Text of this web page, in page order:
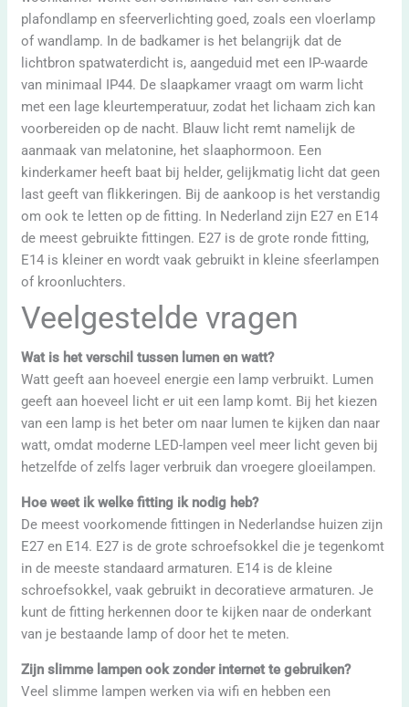
plafondlamp en sfeerverlichting goed, zoals een vloerlamp
of wandlamp. In de badkamer is het belangrijk dat de
lichtbron spatwaterdicht is, aangeduid met een IP-waarde
van minimaal IP44. De slaapkamer vraagt om warm licht
met een lage kleurtemperatuur, zodat het lichaam zich kan
voorbereiden op de nacht. Blauw licht remt namelijk de
aanmaak van melatonine, het slaaphormoon. Een
kinderkamer heeft baat bij helder, gelijkmatig licht dat geen
last geeft van flikkeringen. Bij de aankoop is het verstandig
om ook te letten op de fitting. In Nederland zijn E27 en E14
de meest gebruikte fittingen. E27 is de grote ronde fitting,
E14 is kleiner en wordt vaak gebruikt in kleine sfeerlampen
of kroonluchters.
Veelgestelde vragen
Wat is het verschil tussen lumen en watt?
Watt geeft aan hoeveel energie een lamp verbruikt. Lumen
geeft aan hoeveel licht er uit een lamp komt. Bij het kiezen
van een lamp is het beter om naar lumen te kijken dan naar
watt, omdat moderne LED-lampen veel meer licht geven bij
hetzelfde of zelfs lager verbruik dan vroegere gloeilampen.
Hoe weet ik welke fitting ik nodig heb?
De meest voorkomende fittingen in Nederlandse huizen zijn
E27 en E14. E27 is de grote schroefsokkel die je tegenkomt
in de meeste standaard armaturen. E14 is de kleine
schroefsokkel, vaak gebruikt in decoratieve armaturen. Je
kunt de fitting herkennen door te kijken naar de onderkant
van je bestaande lamp of door het te meten.
Zijn slimme lampen ook zonder internet te gebruiken?
Veel slimme lampen werken via wifi en hebben een